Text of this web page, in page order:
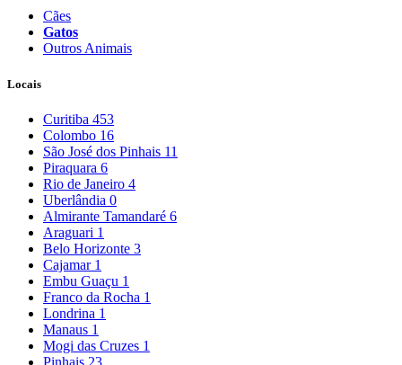
Cães
Gatos
Outros Animais
Locais
Curitiba 453
Colombo 16
São José dos Pinhais 11
Piraquara 6
Rio de Janeiro 4
Uberlândia 0
Almirante Tamandaré 6
Araguari 1
Belo Horizonte 3
Cajamar 1
Embu Guaçu 1
Franco da Rocha 1
Londrina 1
Manaus 1
Mogi das Cruzes 1
Pinhais 23